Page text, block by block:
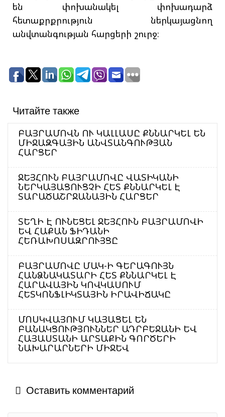
են փոխանակել փոխադարձ
հետաքրքրություն ներկայացնող
անվտանգության հարցերի շուրջ։
Читайте также
ԲԱՅՐԱՄՈՎՆ ՈՒ ԿԱԼԼԱՍԸ ՔՆՆԱՐԿԵԼ ԵՆ
ՄԻՋԱԶԳԱՅԻՆ ԱՆՎՏԱՆԳՈՒԹՅԱՆ
ՀԱՐՑԵՐ
ՋԵՅՀՈՒՆ ԲԱՅՐԱՄՈՎԸ ՎԱՏԻԿԱՆԻ
ՆԵՐԿԱՅԱՑՈՒՑՉԻ ՀԵՏ ՔՆՆԱՐԿԵԼ Է
ՏԱՐԱԾԱՇՐՋԱՆԱՅԻՆ ՀԱՐՑԵՐ
ՏԵՂԻ Է ՈՒՆԵՑԵԼ ՋԵՅՀՈՒՆ ԲԱՅՐԱՄՈՎԻ
ԵՎ ՀԱՔԱՆ ՖԻԴԱՆԻ
ՀԵՌԱԽՈՍԱԶՐՈՒՅՑԸ
ԲԱՅՐԱՄՈՎԸ ՄԱԿ-Ի ԳԵՐԱԳՈՒՅՆ
ՀԱՆՁՆԱԿԱՏԱՐԻ ՀԵՏ ՔՆՆԱՐԿԵԼ Է
ՀԱՐԱՎԱՅԻՆ ԿՈՎԿԱՍՈՒՄ
ՀԵՏԿՈՆՖԼԻԿՏԱՅԻՆ ԻՐԱՎԻՃԱԿԸ
ՄՈՍԿՎԱՅՈՒՄ ԿԱՅԱՑԵԼ ԵՆ
ԲԱՆԱԿՑՈՒԹՅՈՒՆՆԵՐ ԱԴՐԲԵՋԱՆԻ ԵՎ
ՀԱՅԱՍՏԱՆԻ ԱՐՏԱՔԻՆ ԳՈՐԾԵՐԻ
ՆԱԽԱՐԱՐՆԵՐԻ ՄԻՋԵՎ
Оставить комментарий